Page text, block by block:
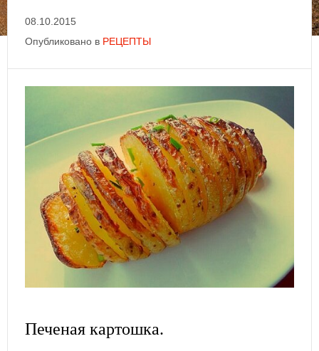
08.10.2015
Опубликовано в РЕЦЕПТЫ
Печеная картошка.